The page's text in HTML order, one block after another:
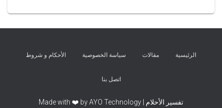
الرئيسية مقالات سياسة الخصوصية الأحكام و شروط
اتصل بنا
تفسير الأحلام | Made with ❤️ by AYO Technology